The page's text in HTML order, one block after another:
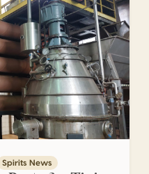
Spirits News